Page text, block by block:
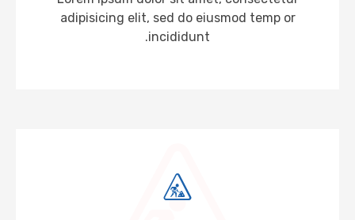
adipisicing elit, sed do eiusmod temp or
incididunt.